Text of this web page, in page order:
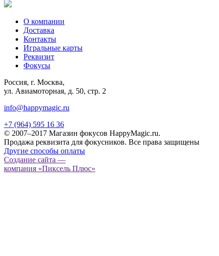
О компании
Доставка
Контакты
Игральные карты
Реквизит
Фокусы
Россия, г. Москва,
ул. Авиамоторная, д. 50, стр. 2
info@happymagic.ru
+7 (964) 595 16 36
© 2007–2017 Магазин фокусов HappyMagic.ru.
Продажа реквизита для фокусников. Все права защищены
Другие способы оплаты
Создание сайта —
компания «Пиксель Плюс»